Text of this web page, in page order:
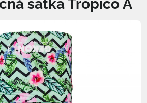
šatka Tropico A